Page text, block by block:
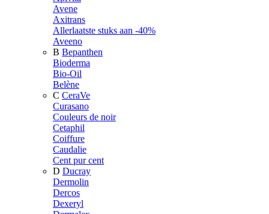
Avene
Axitrans
Allerlaatste stuks aan -40%
Aveeno
B Bepanthen
Bioderma
Bio-Oil
Belène
C CeraVe
Curasano
Couleurs de noir
Cetaphil
Coiffure
Caudalie
Cent pur cent
D Ducray
Dermolin
Dercos
Dexeryl